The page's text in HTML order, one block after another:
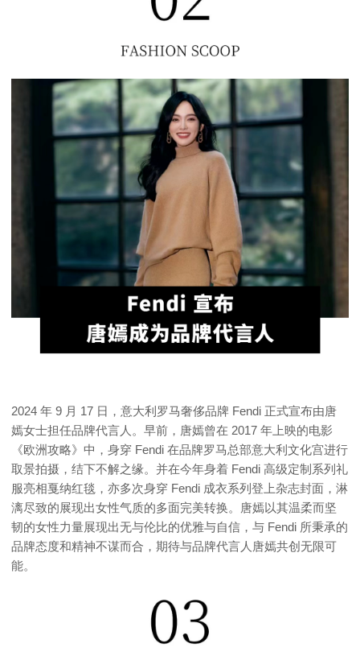
2024 年 9 月 17 日，意大利罗马奢侈品牌 Fendi 正式宣布由唐
嫣女士担任品牌代言人。早前，唐嫣曾在 2017 年上映的电影
《欧洲攻略》中，身穿 Fendi 在品牌罗马总部意大利文化宫进行
取景拍摄，结下不解之缘。并在今年身着 Fendi 高级定制系列礼
服亮相戛纳红毯，亦多次身穿 Fendi 成衣系列登上杂志封面，淋
漓尽致的展现出女性气质的多面完美转换。唐嫣以其温柔而坚
韧的女性力量展现出无与伦比的优雅与自信，与 Fendi 所秉承的
品牌态度和精神不谋而合，期待与品牌代言人唐嫣共创无限可
能。